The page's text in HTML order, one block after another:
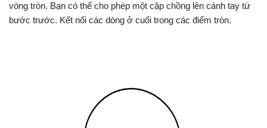
vòng tròn. Bạn có thể cho phép một cặp chồng lên cánh tay từ
bước trước. Kết nối các dòng ở cuối trong các điểm tròn.